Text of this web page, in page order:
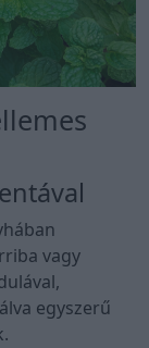
vagy
egyszerű